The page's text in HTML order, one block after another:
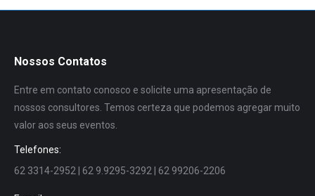
Nossos Contatos
Entre em contato conosco e solicite uma apresentação de
nossos consultores. Temos certeza que podemos agregar muito
valor aos seus eventos.
Telefones:
62 3314-2952 | 62 9.9295-3292 | 62 99206-2206